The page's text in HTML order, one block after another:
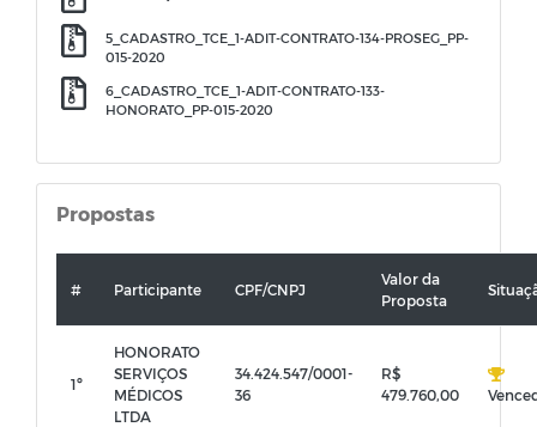
5_CADASTRO_TCE_1-ADIT-CONTRATO-134-PROSEG_PP-
015-2020
6_CADASTRO_TCE_1-ADIT-CONTRATO-133-
HONORATO_PP-015-2020
Propostas
# Participante CPF/CNPJ
Valor da
Proposta
1º
HONORATO
SERVIÇOS
MÉDICOS
LTDA
34.424.547/0001-
36
R$
479.760,00